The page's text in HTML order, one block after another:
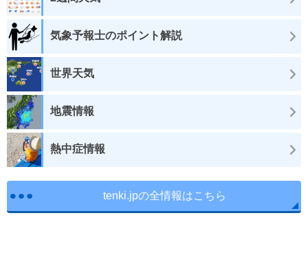
気象予報士のポイント解説
世界天気
地震情報
熱中症情報
tenki.jpの全情報はこちら